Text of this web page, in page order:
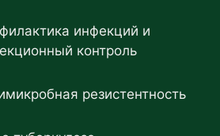
инфекций и
контроль
резистентность